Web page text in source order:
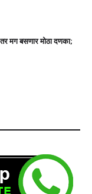
मग बसणार मोठा दणका;